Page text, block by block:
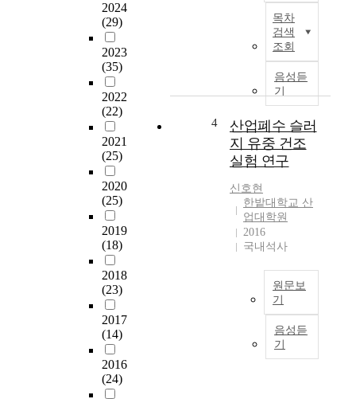
2024
(29)
2023
(35)
2022
(22)
2021
(25)
2020
(25)
2019
(18)
2018
(23)
2017
(14)
2016
(24)
o
목차
검색
조회
음성듣
기
4
산업폐수 슬러
지 유중 건조
실험 연구
신호현
한밭대학교 산
업대학원
2016
국내석사
원문보
기
음성듣
기